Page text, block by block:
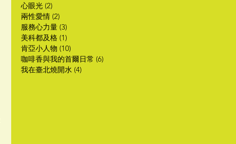
心眼光 (2)
兩性愛情 (2)
服務心力量 (3)
美科都及格 (1)
肯亞小人物 (10)
咖啡香與我的首爾日常 (6)
我在臺北燒開水 (4)